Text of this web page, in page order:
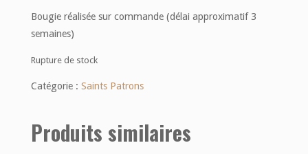
Bougie réalisée sur commande (délai approximatif 3
semaines)
Rupture de stock
Catégorie : Saints Patrons
Produits similaires